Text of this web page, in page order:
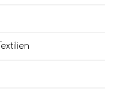
Textilien